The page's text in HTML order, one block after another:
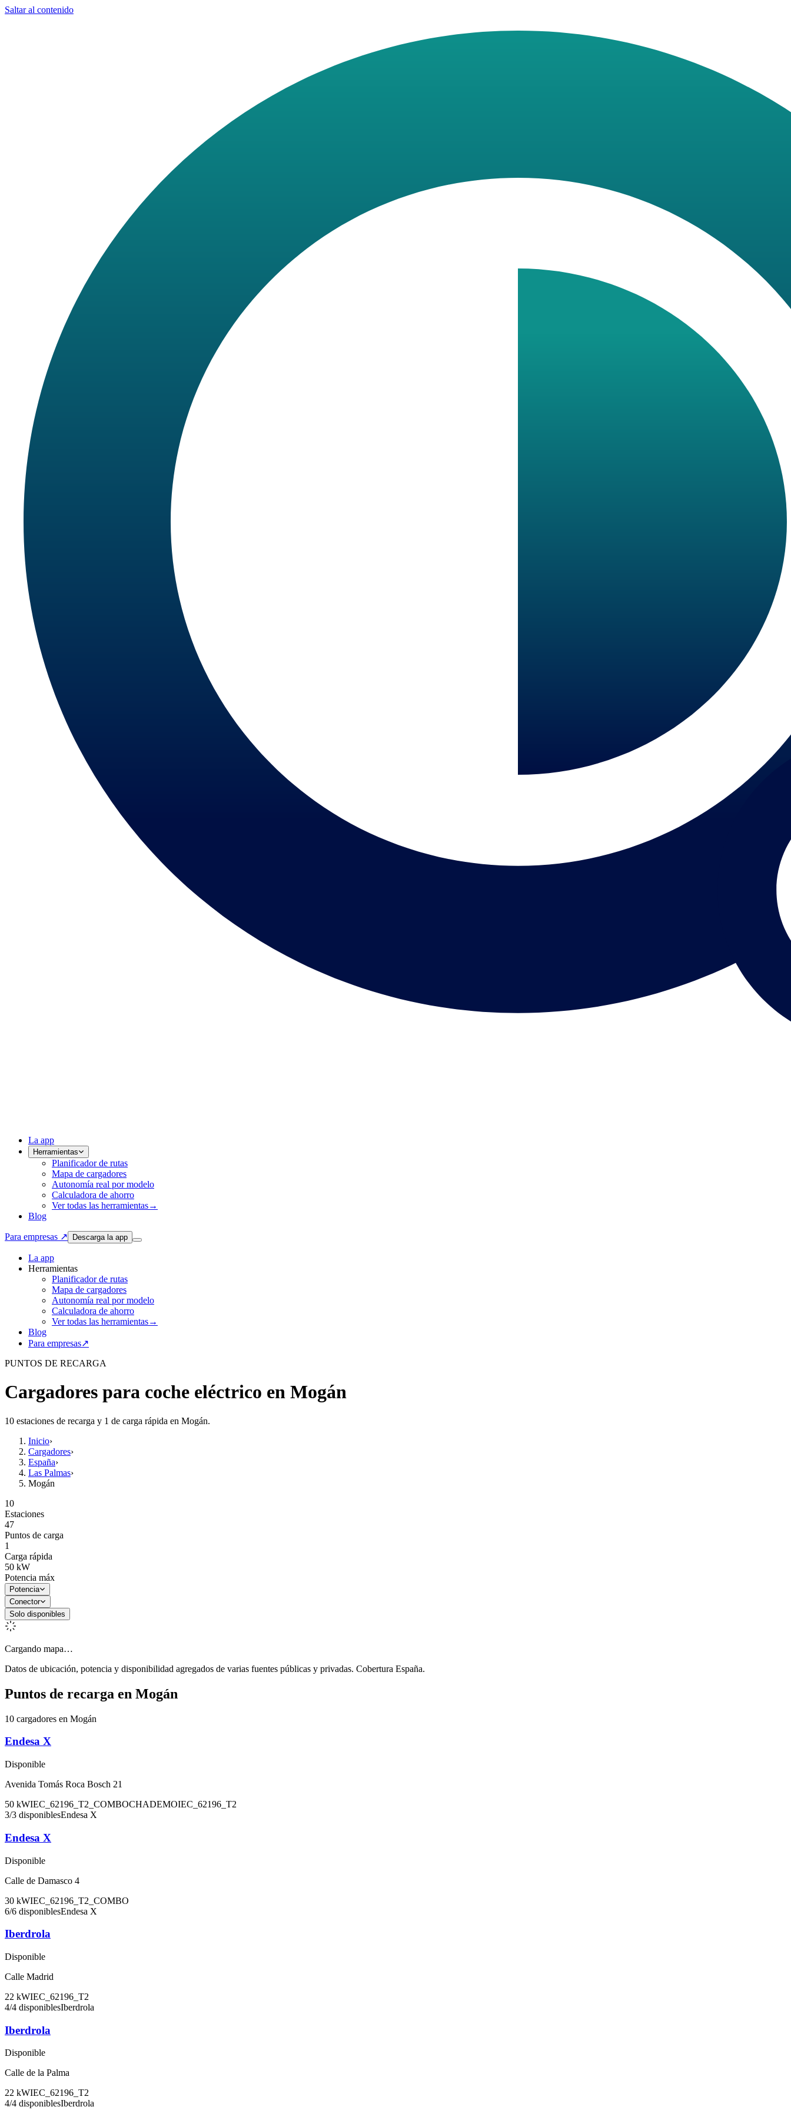
Saltar al contenido
La app
Herramientas
Planificador de rutas
Mapa de cargadores
Autonomía real por modelo
Calculadora de ahorro
Ver todas las herramientas→
Blog
Para empresas ↗ Descarga la app
La app
Herramientas
Planificador de rutas
Mapa de cargadores
Autonomía real por modelo
Calculadora de ahorro
Ver todas las herramientas→
Blog
Para empresas↗
PUNTOS DE RECARGA
Cargadores para coche eléctrico en Mogán
10 estaciones de recarga y 1 de carga rápida en Mogán.
Inicio›
Cargadores›
España›
Las Palmas›
Mogán
10
Estaciones
47
Puntos de carga
1
Carga rápida
50 kW
Potencia máx
Potencia
Conector
Solo disponibles
Cargando mapa…
Datos de ubicación, potencia y disponibilidad agregados de varias fuentes públicas y privadas. Cobertura España.
Puntos de recarga en Mogán
10 cargadores en Mogán
Endesa X
Disponible
Avenida Tomás Roca Bosch 21
50 kWIEC_62196_T2_COMBOCHADEMOIEC_62196_T2
3/3 disponiblesEndesa X
Endesa X
Disponible
Calle de Damasco 4
30 kWIEC_62196_T2_COMBO
6/6 disponiblesEndesa X
Iberdrola
Disponible
Calle Madrid
22 kWIEC_62196_T2
4/4 disponiblesIberdrola
Iberdrola
Disponible
Calle de la Palma
22 kWIEC_62196_T2
4/4 disponiblesIberdrola